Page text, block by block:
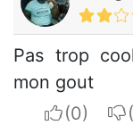
Pas trop
mon gout
I